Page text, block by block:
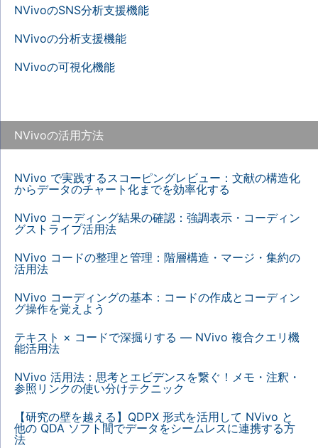
NVivoのSNS分析支援機能
NVivoの分析支援機能
NVivoの可視化機能
NVivoの活用方法
NVivo で実践するスコーピングレビュー：文献の構造化
からデータのチャート化までを効率化する
NVivo コーディング結果の確認：強調表示・コーディン
グストライプ活用法
NVivo コードの整理と管理：階層構造・マージ・集約の
活用法
NVivo コーディングの基本：コードの作成とコーディン
グ操作を覚えよう
テキスト × コードで深掘りする — NVivo 複合クエリ機
能活用法
NVivo 活用法：思考とエビデンスを繋ぐ！メモ・注釈・
参照リンクの使い分けテクニック
【研究の壁を越える】QDPX 形式を活用して NVivo と
他の QDA ソフト間でデータをシームレスに連携する方
法